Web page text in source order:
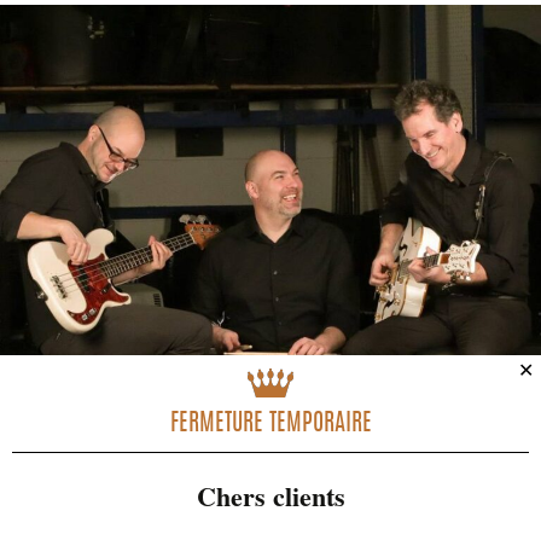
✕
FERMETURE TEMPORAIRE
Chers clients